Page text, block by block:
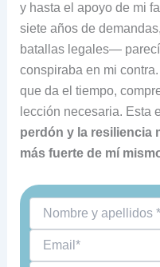
y hasta el apoyo de mi
siete años de
batallas legales—
conspiraba en mi
que da el tiempo,
lección necesaria. Esta
perdón y la resiliencia
más fuerte de mí